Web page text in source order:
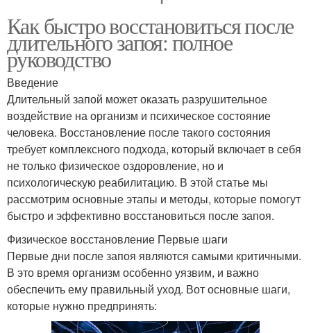
Как быстро восстановиться после
длительного запоя: полное
руководство
Введение
Длительный запой может оказать разрушительное
воздействие на организм и психическое состояние
человека. Восстановление после такого состояния
требует комплексного подхода, который включает в себя
не только физическое оздоровление, но и
психологическую реабилитацию. В этой статье мы
рассмотрим основные этапы и методы, которые помогут
быстро и эффективно восстановиться после запоя.
Физическое восстановление Первые шаги
Первые дни после запоя являются самыми критичными.
В это время организм особенно уязвим, и важно
обеспечить ему правильный уход. Вот основные шаги,
которые нужно предпринять: